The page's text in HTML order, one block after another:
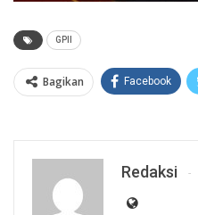
GPII
Bagikan Facebook
Redaksi